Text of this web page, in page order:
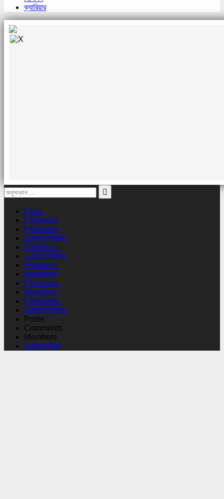
ক্যারিয়ার
Likes
Followers
Followers
Subscribers
Followers
Subscribers
Followers
Members
Followers
Members
Followers
Subscribers
Posts
Comments
Members
Subscribe